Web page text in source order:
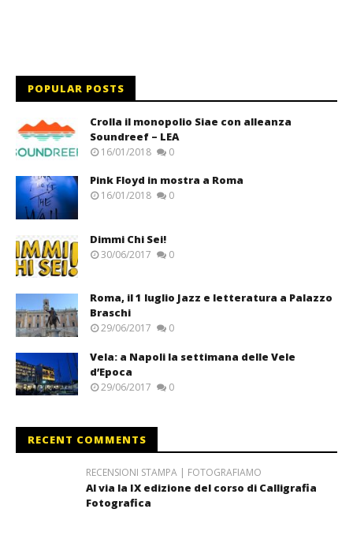
POPULAR POSTS
Crolla il monopolio Siae con alleanza
Soundreef – LEA
16/01/2018 0
Pink Floyd in mostra a Roma
16/01/2018 0
Dimmi Chi Sei!
30/06/2017 0
Roma, il 1 luglio Jazz e letteratura a Palazzo
Braschi
29/06/2017 0
Vela: a Napoli la settimana delle Vele
d’Epoca
29/06/2017 0
RECENT COMMENTS
RECENSIONI STAMPA | FOTOGRAFIAMO
Al via la IX edizione del corso di Calligrafia
Fotografica